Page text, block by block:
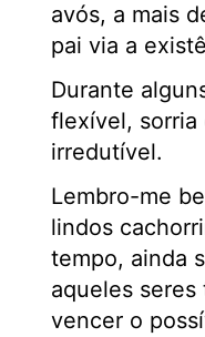
avós, a mais
pai via a
Durante
flexível, sorria
irredutível.
Lembro-me
lindos
tempo, ainda
aqueles
vencer o